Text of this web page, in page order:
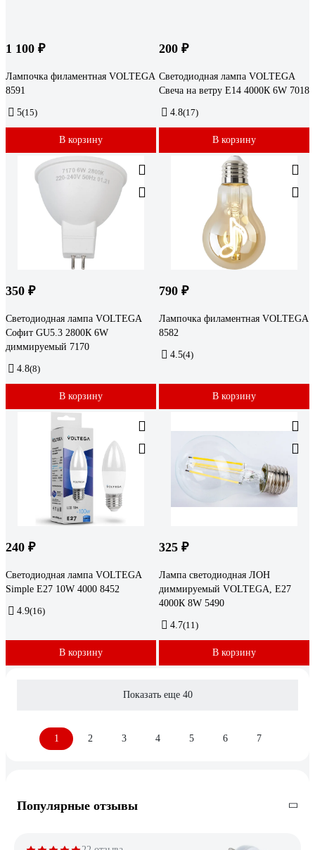
1 100 ₽
Лампочка филаментная VOLTEGA
8591
5(15)
В корзину
200 ₽
Светодиодная лампа VOLTEGA
Свеча на ветру Е14 4000К 6W 7018
4.8(17)
В корзину
350 ₽
Светодиодная лампа VOLTEGA
Софит GU5.3 2800К 6W
диммируемый 7170
4.8(8)
В корзину
790 ₽
Лампочка филаментная VOLTEGA
8582
4.5(4)
В корзину
240 ₽
Светодиодная лампа VOLTEGA
Simple E27 10W 4000 8452
4.9(16)
В корзину
325 ₽
Лампа светодиодная ЛОН
диммируемый VOLTEGA, Е27
4000К 8W 5490
4.7(11)
В корзину
Показать еще 40
1 2 3 4 5 6 7
Популярные отзывы